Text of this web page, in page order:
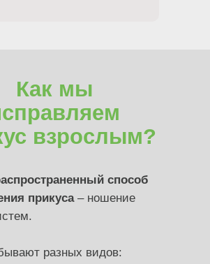
Как мы
взрослым?
способ
прикуса – ношение
разных видов: